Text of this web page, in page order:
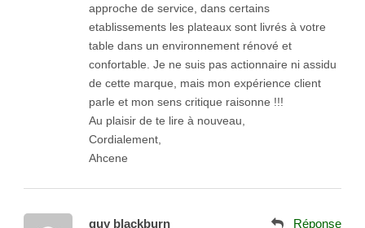
approche de service, dans certains
etablissements les plateaux sont livrés à votre
table dans un environnement rénové et
confortable. Je ne suis pas actionnaire ni assidu
de cette marque, mais mon expérience client
parle et mon sens critique raisonne !!!
Au plaisir de te lire à nouveau,
Cordialement,
Ahcene
guy blackburn Réponse